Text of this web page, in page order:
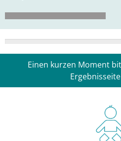
0%
Einen kurzen Moment